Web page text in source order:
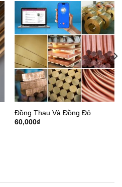
Đồng Thau Và Đồng Đỏ
60,000₫